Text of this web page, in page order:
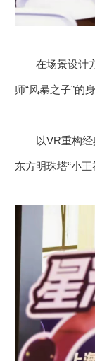
在场景设计
师“风暴之子”的
以VR重构
东方明珠塔“小